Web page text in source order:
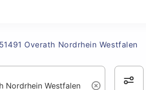
Overath Nordrhein Westfalen